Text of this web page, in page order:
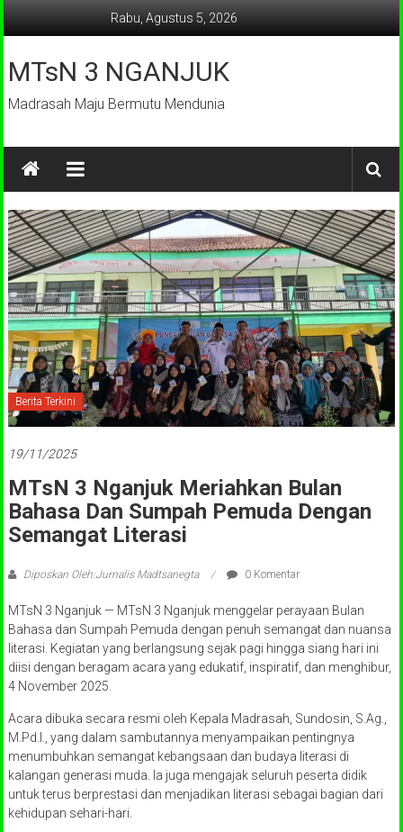
Rabu, Agustus 5, 2026
MTsN 3 NGANJUK
Madrasah Maju Bermutu Mendunia
Berita Terkini
19/11/2025
MTsN 3 Nganjuk Meriahkan Bulan
Bahasa Dan Sumpah Pemuda Dengan
Semangat Literasi
Diposkan Oleh:Jurnalis Madtsanegta 0 Komentar
MTsN 3 Nganjuk — MTsN 3 Nganjuk menggelar perayaan Bulan
Bahasa dan Sumpah Pemuda dengan penuh semangat dan nuansa
literasi. Kegiatan yang berlangsung sejak pagi hingga siang hari ini
diisi dengan beragam acara yang edukatif, inspiratif, dan menghibur,
4 November 2025.
Acara dibuka secara resmi oleh Kepala Madrasah, Sundosin, S.Ag.,
M.Pd.I., yang dalam sambutannya menyampaikan pentingnya
menumbuhkan semangat kebangsaan dan budaya literasi di
kalangan generasi muda. Ia juga mengajak seluruh peserta didik
untuk terus berprestasi dan menjadikan literasi sebagai bagian dari
kehidupan sehari-hari.